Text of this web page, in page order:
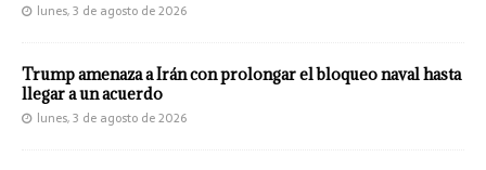
lunes, 3 de agosto de 2026
Trump amenaza a Irán con prolongar el bloqueo naval hasta
llegar a un acuerdo
lunes, 3 de agosto de 2026